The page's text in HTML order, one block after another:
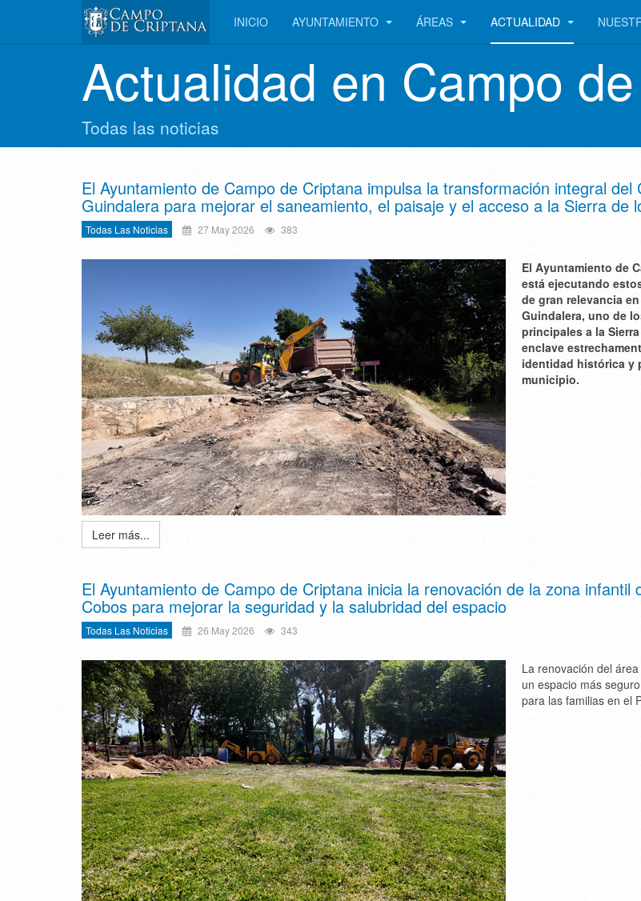
INICIO AYUNTAMIENTO ÁREAS ACTUALIDAD
Actualidad en Campo
Todas las noticias
El Ayuntamiento de Campo de Criptana impulsa la transformación integral del
Guindalera para mejorar el saneamiento, el paisaje y el acceso a la Sierra de
Todas Las Noticias 27 May 2026 383
El Ayuntamiento de
está ejecutando
de gran relevancia
Guindalera, uno de
principales a la
enclave
identidad histórica y
municipio.
Leer más...
El Ayuntamiento de Campo de Criptana inicia la renovación de la zona infantil
Cobos para mejorar la seguridad y la salubridad del espacio
Todas Las Noticias 26 May 2026 343
La renovación del
un espacio más
para las familias en el